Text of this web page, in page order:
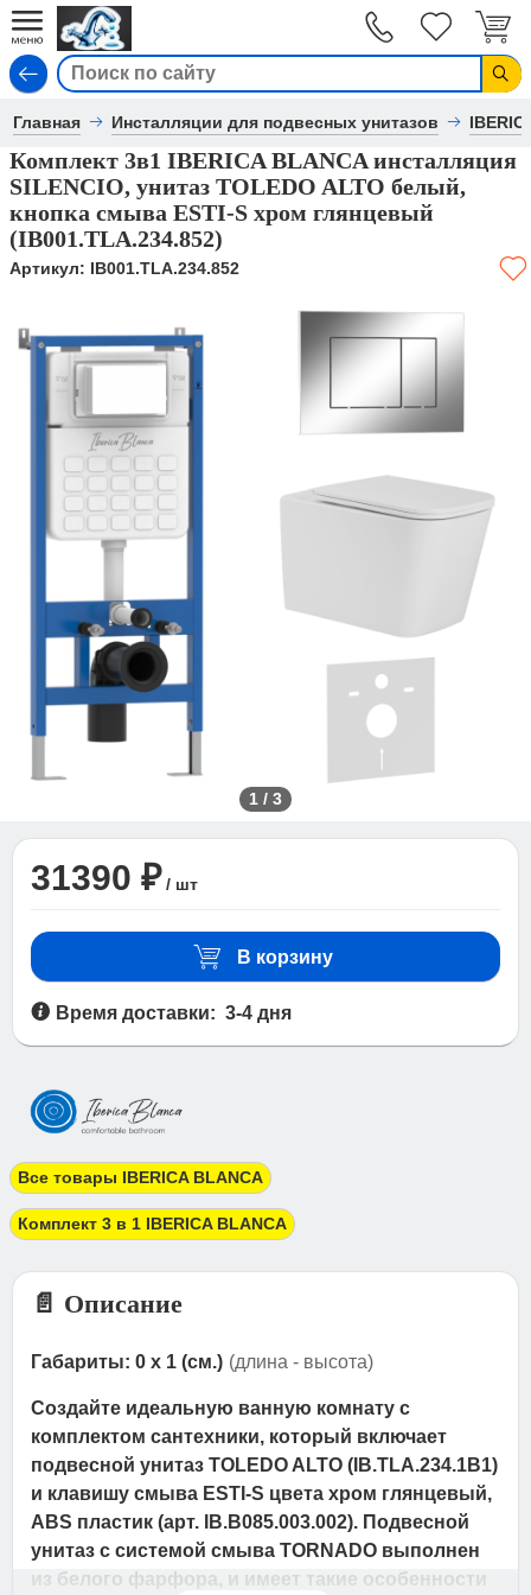
Главная Инсталляции для подвесных унитазов
Комплект 3в1 IBERICA BLANCA инсталляция
SILENCIO, унитаз TOLEDO ALTO белый,
кнопка смыва ESTI-S хром глянцевый
(IB001.TLA.234.852)
Артикул: IB001.TLA.234.852
1 / 3
31390 ₽ / шт
В корзину
Время доставки: 3-4 дня
Все товары IBERICA BLANCA
Комплект 3 в 1 IBERICA BLANCA
📄 Описание
Габариты: 0 x 1 (см.) (длина - высота)
Создайте идеальную ванную комнату с
комплектом сантехники, который включает
подвесной унитаз TOLEDO ALTO (IB.TLA.234.1B1)
и клавишу смыва ESTI-S цвета хром глянцевый,
ABS пластик (арт. IB.B085.003.002). Подвесной
унитаз с системой смыва TORNADO выполнен
из белого фарфора, и имеет такие особенности